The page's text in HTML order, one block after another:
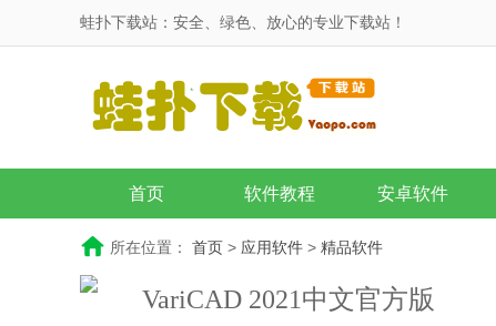
蛙扑下载站：安全、绿色、放心的专业下载站！
首页 软件教程 安卓软件
所在位置： 首页 > 应用软件 > 精品软件
VariCAD 2021中文官方版